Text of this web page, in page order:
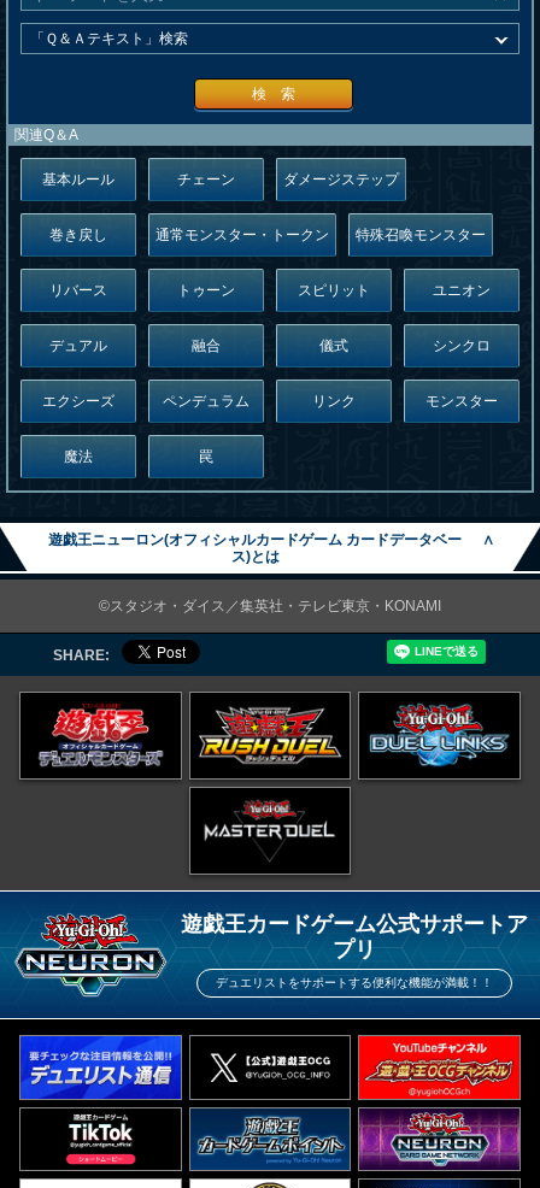
検 索
関連Q＆A
基本ルール チェーン ダメージステップ
巻き戻し 通常モンスター・トークン 特殊召喚モンスター
リバース トゥーン スピリット ユニオン
デュアル 融合 儀式 シンクロ
エクシーズ ペンデュラム リンク モンスター
魔法 罠
遊戯王ニューロン(オフィシャルカードゲーム カードデータベー
ス)とは
∧
©スタジオ・ダイス／集英社・テレビ東京・KONAMI
SHARE:
遊戯王カードゲーム公式サポートア
プリ
デュエリストをサポートする便利な機能が満載！！